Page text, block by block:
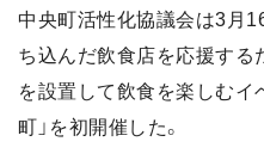
中央町活性化協議会は3月
ち込んだ飲食店を応援する
を設置して飲食を楽しむイ
町」を初開催した。